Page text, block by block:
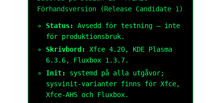
Förhandsversion (Release Candidate 1)
Status: Avsedd för testning – inte
för produktionsbruk.
Skrivbord: Xfce 4.20, KDE Plasma
6.3.6, Fluxbox 1.3.7.
Init: systemd på alla utgåvor;
sysvinit-varianter finns för Xfce,
Xfce-AHS och Fluxbox.